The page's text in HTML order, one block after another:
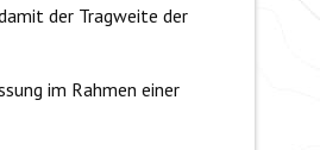
der Tragweite der
im Rahmen einer